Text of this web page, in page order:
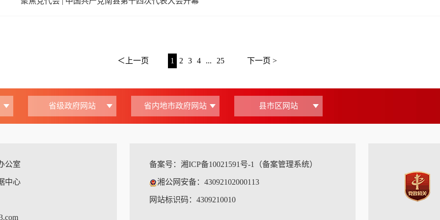
＜上一页 1 2 3 4 ... 25 下一页 >
省级政府网站 省内地市政府网站 县市区网站
公室
中心
备案号： 湘ICP备10021591号-1（备案管理系统）
湘公网安备：43092102000113
网站标识码：4309210010